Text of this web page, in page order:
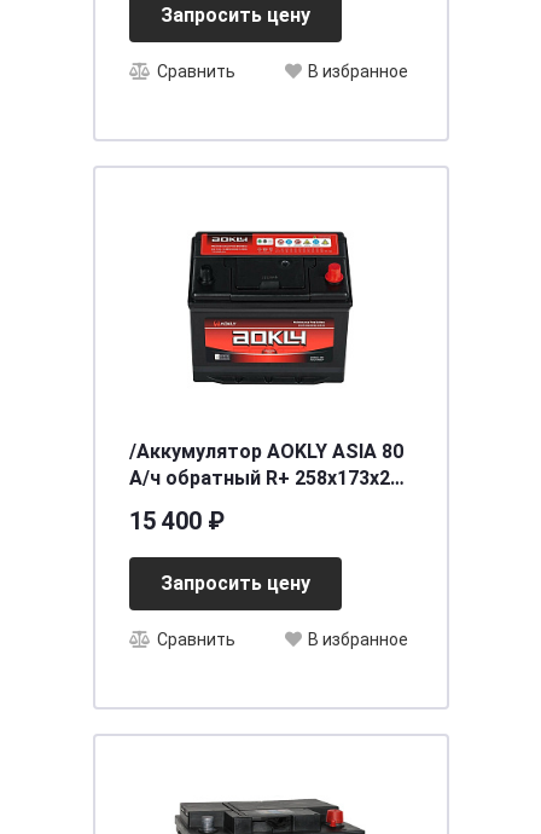
Запросить цену
Сравнить В избранное
/Аккумулятор AOKLY ASIA 80
А/ч обратный R+ 258x173x220
15 400 ₽
Запросить цену
Сравнить В избранное